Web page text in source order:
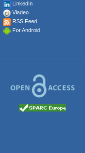
LinkedIn
Viadeo
RSS Feed
For Android